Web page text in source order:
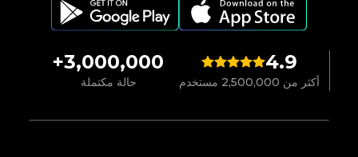
4.9
أكثر من 2,500,000 مستخدم
3,000,000+
حالة مكتملة